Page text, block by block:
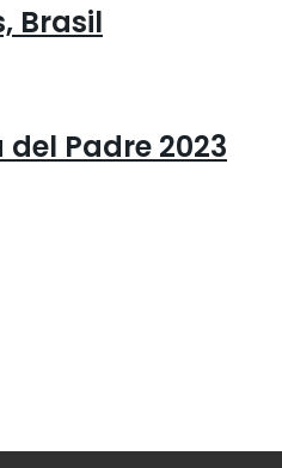
Brasil
del Padre 2023